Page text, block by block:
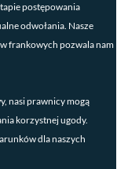
postępowania
odwołania. Nasze
frankowych pozwala nam
nasi prawnicy mogą
korzystnej ugody.
dla naszych